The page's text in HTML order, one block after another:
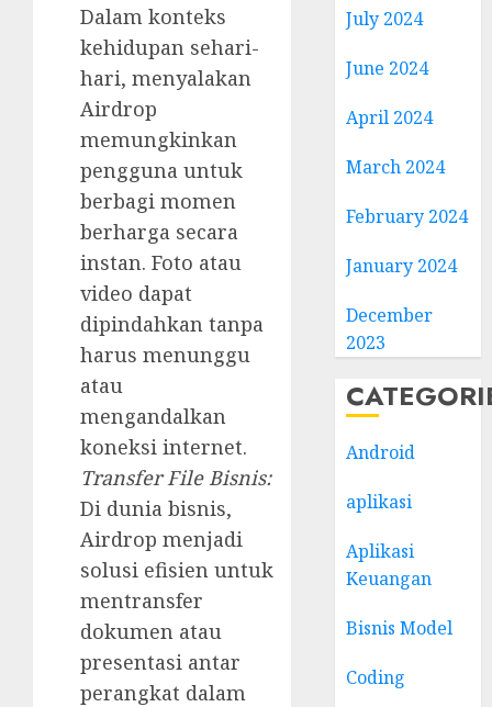
Dalam konteks
kehidupan sehari-
hari, menyalakan
Airdrop
memungkinkan
pengguna untuk
berbagi momen
berharga secara
instan. Foto atau
video dapat
dipindahkan tanpa
harus menunggu
atau
mengandalkan
koneksi internet.
Transfer File Bisnis:
Di dunia bisnis,
Airdrop menjadi
solusi efisien untuk
mentransfer
dokumen atau
presentasi antar
perangkat dalam
July 2024
June 2024
April 2024
March 2024
February 2024
January 2024
December
2023
Android
aplikasi
Aplikasi
Keuangan
Bisnis Model
Coding